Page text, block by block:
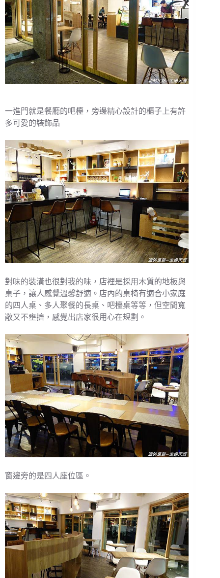
一進門就是餐廳的吧檯，旁邊精心設計的櫃子上有許
多可愛的裝飾品
對味的裝潢也很對我的味，店裡是採用木質的地板與
桌子，讓人感覺溫馨舒適。店內的桌椅有適合小家庭
的四人桌、多人聚餐的長桌、吧檯桌等等，但空間寬
敞又不壅擠，感覺出店家很用心在規劃。
窗邊旁的是四人座位區。